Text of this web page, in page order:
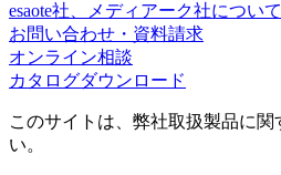
esaote社、メディアーク社について
お問い合わせ・資料請求
オンライン相談
カタログダウンロード
このサイトは、弊社取扱製品に
い。